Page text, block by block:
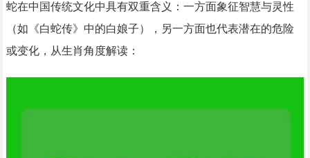
蛇在中国传统文化中具有双重含义：一方面象征智慧与灵性
（如《白蛇传》中的白娘子），另一方面也代表潜在的危险
或变化，从生肖角度解读：